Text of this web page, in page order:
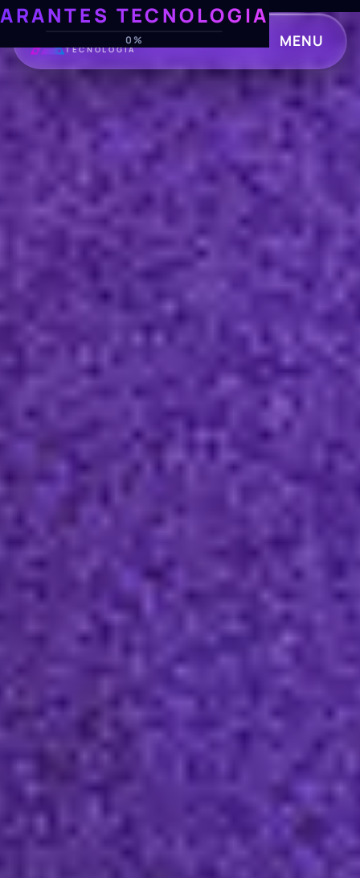
ARANTES TECNOLOGIA
0%
ARANTES
TECNOLOGIA MENU